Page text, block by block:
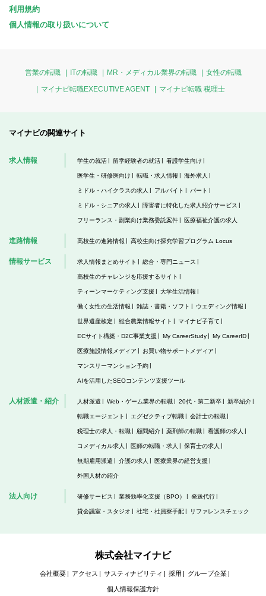
利用規約
個人情報の取り扱いについて
営業の転職 ITの転職 MR・メディカル業界の転職
女性の転職
マイナビ転職EXECUTIVE AGENT
マイナビ転職 税理士
マイナビの関連サイト
求人情報 学生の就活 留学経験者の就活 看護学生向け
医学生・研修医向け 転職・求人情報 海外求人
ミドル・ハイクラスの求人 アルバイト パート
ミドル・シニアの求人 障害者に特化した求人紹介サービス
フリーランス・副業向け業務委託案件 医療福祉介護の求人
進路情報 高校生の進路情報 高校生向け探究学習プログラム Locus
情報サービス 求人情報まとめサイト 総合・専門ニュース
高校生のチャレンジを応援するサイト
ティーンマーケティング支援 大学生活情報
働く女性の生活情報 雑誌・書籍・ソフト ウエディング情報
世界遺産検定 総合農業情報サイト マイナビ子育て
ECサイト構築・D2C事業支援 My CareerStudy My CareerID
医療施設情報メディア お買い物サポートメディア
マンスリーマンション予約
AIを活用したSEOコンテンツ支援ツール
人材派遣・紹介 人材派遣 Web・ゲーム業界の転職 20代・第二新卒 新卒紹介
転職エージェント エグゼクティブ転職 会計士の転職
税理士の求人・転職 顧問紹介 薬剤師の転職 看護師の求人
コメディカル求人 医師の転職・求人 保育士の求人
無期雇用派遣 介護の求人 医療業界の経営支援
外国人材の紹介
法人向け 研修サービス 業務効率化支援（BPO） 発送代行
貸会議室・スタジオ 社宅・社員寮手配 リファレンスチェック
株式会社マイナビ
会社概要 アクセス サスティナビリティ 採用 グループ企業
個人情報保護方針